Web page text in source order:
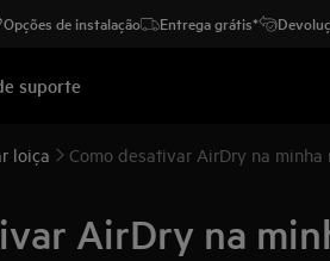
Opções de instalação Entrega grátis*
suporte
loiça Como desativar AirDry na
AirDry na